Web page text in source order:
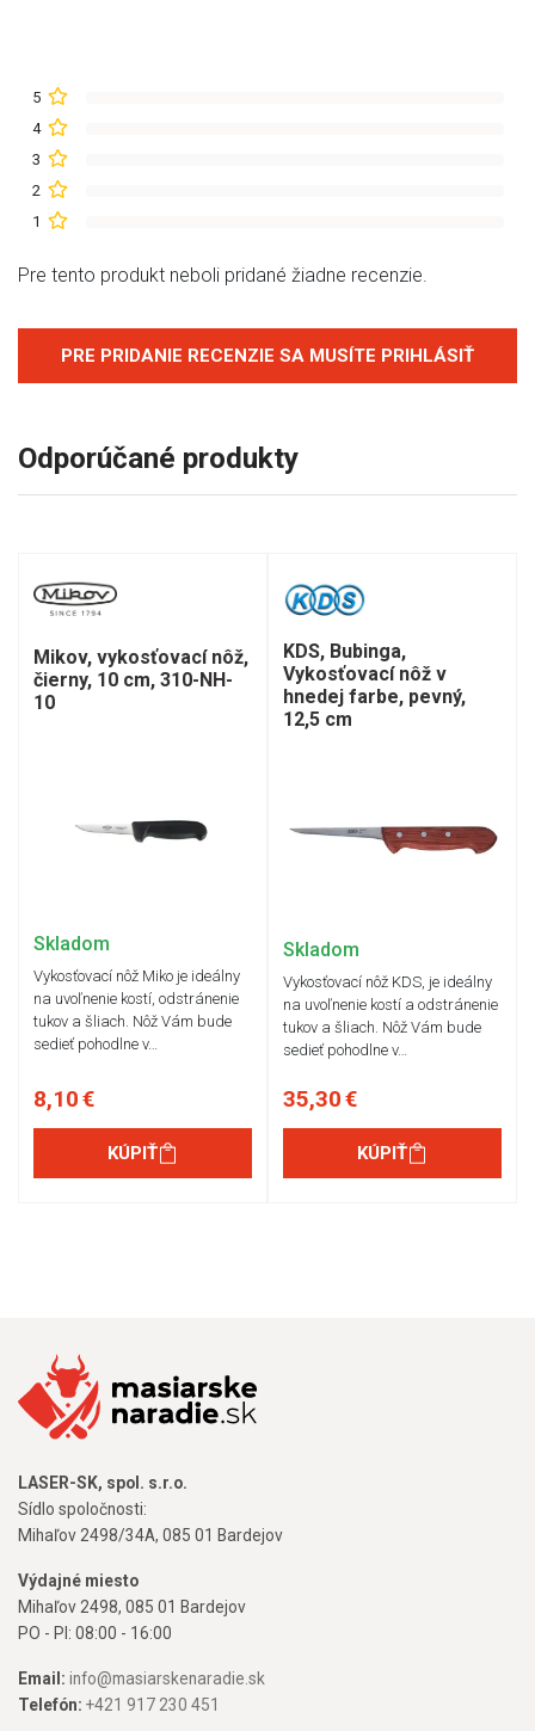
5
4
3
2
1
Pre tento produkt neboli pridané žiadne recenzie.
PRE PRIDANIE RECENZIE SA MUSÍTE PRIHLÁSIŤ
Odporúčané produkty
Mikov, vykosťovací nôž,
čierny, 10 cm, 310-NH-
10
Skladom
Vykosťovací nôž Miko je ideálny
na uvoľnenie kostí, odstránenie
tukov a šliach. Nôž Vám bude
sedieť pohodlne v…
8,10 €
KÚPIŤ
KDS, Bubinga,
Vykosťovací nôž v
hnedej farbe, pevný,
12,5 cm
Skladom
Vykosťovací nôž KDS, je ideálny
na uvoľnenie kostí a odstránenie
tukov a šliach. Nôž Vám bude
sedieť pohodlne v…
35,30 €
KÚPIŤ
LASER-SK, spol. s.r.o.
Sídlo spoločnosti:
Mihaľov 2498/34A, 085 01 Bardejov
Výdajné miesto
Mihaľov 2498, 085 01 Bardejov
PO - PI: 08:00 - 16:00
Email: info@masiarskenaradie.sk
Telefón: +421 917 230 451